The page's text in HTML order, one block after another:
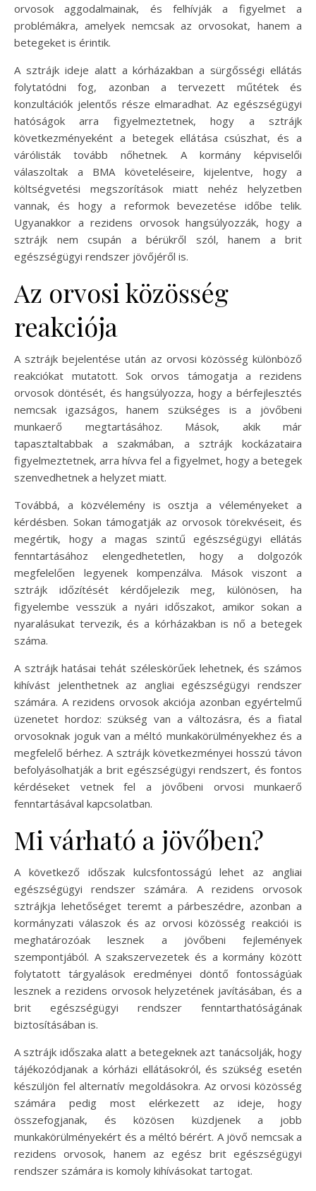
orvosok aggodalmainak, és felhívják a figyelmet a
problémákra, amelyek nemcsak az orvosokat, hanem a
betegeket is érintik.
A sztrájk ideje alatt a kórházakban a sürgősségi ellátás
folytatódni fog, azonban a tervezett műtétek és
konzultációk jelentős része elmaradhat. Az egészségügyi
hatóságok arra figyelmeztetnek, hogy a sztrájk
következményeként a betegek ellátása csúszhat, és a
várólisták tovább nőhetnek. A kormány képviselői
válaszoltak a BMA követeléseire, kijelentve, hogy a
költségvetési megszorítások miatt nehéz helyzetben
vannak, és hogy a reformok bevezetése időbe telik.
Ugyanakkor a rezidens orvosok hangsúlyozzák, hogy a
sztrájk nem csupán a bérükről szól, hanem a brit
egészségügyi rendszer jövőjéről is.
Az orvosi közösség
reakciója
A sztrájk bejelentése után az orvosi közösség különböző
reakciókat mutatott. Sok orvos támogatja a rezidens
orvosok döntését, és hangsúlyozza, hogy a bérfejlesztés
nemcsak igazságos, hanem szükséges is a jövőbeni
munkaerő megtartásához. Mások, akik már
tapasztaltabbak a szakmában, a sztrájk kockázataira
figyelmeztetnek, arra hívva fel a figyelmet, hogy a betegek
szenvedhetnek a helyzet miatt.
Továbbá, a közvélemény is osztja a véleményeket a
kérdésben. Sokan támogatják az orvosok törekvéseit, és
megértik, hogy a magas szintű egészségügyi ellátás
fenntartásához elengedhetetlen, hogy a dolgozók
megfelelően legyenek kompenzálva. Mások viszont a
sztrájk időzítését kérdőjelezik meg, különösen, ha
figyelembe vesszük a nyári időszakot, amikor sokan a
nyaralásukat tervezik, és a kórházakban is nő a betegek
száma.
A sztrájk hatásai tehát széleskörűek lehetnek, és számos
kihívást jelenthetnek az angliai egészségügyi rendszer
számára. A rezidens orvosok akciója azonban egyértelmű
üzenetet hordoz: szükség van a változásra, és a fiatal
orvosoknak joguk van a méltó munkakörülményekhez és a
megfelelő bérhez. A sztrájk következményei hosszú távon
befolyásolhatják a brit egészségügyi rendszert, és fontos
kérdéseket vetnek fel a jövőbeni orvosi munkaerő
fenntartásával kapcsolatban.
Mi várható a jövőben?
A következő időszak kulcsfontosságú lehet az angliai
egészségügyi rendszer számára. A rezidens orvosok
sztrájkja lehetőséget teremt a párbeszédre, azonban a
kormányzati válaszok és az orvosi közösség reakciói is
meghatározóak lesznek a jövőbeni fejlemények
szempontjából. A szakszervezetek és a kormány között
folytatott tárgyalások eredményei döntő fontosságúak
lesznek a rezidens orvosok helyzetének javításában, és a
brit egészségügyi rendszer fenntarthatóságának
biztosításában is.
A sztrájk időszaka alatt a betegeknek azt tanácsolják, hogy
tájékozódjanak a kórházi ellátásokról, és szükség esetén
készüljön fel alternatív megoldásokra. Az orvosi közösség
számára pedig most elérkezett az ideje, hogy
összefogjanak, és közösen küzdjenek a jobb
munkakörülményekért és a méltó bérért. A jövő nemcsak a
rezidens orvosok, hanem az egész brit egészségügyi
rendszer számára is komoly kihívásokat tartogat.